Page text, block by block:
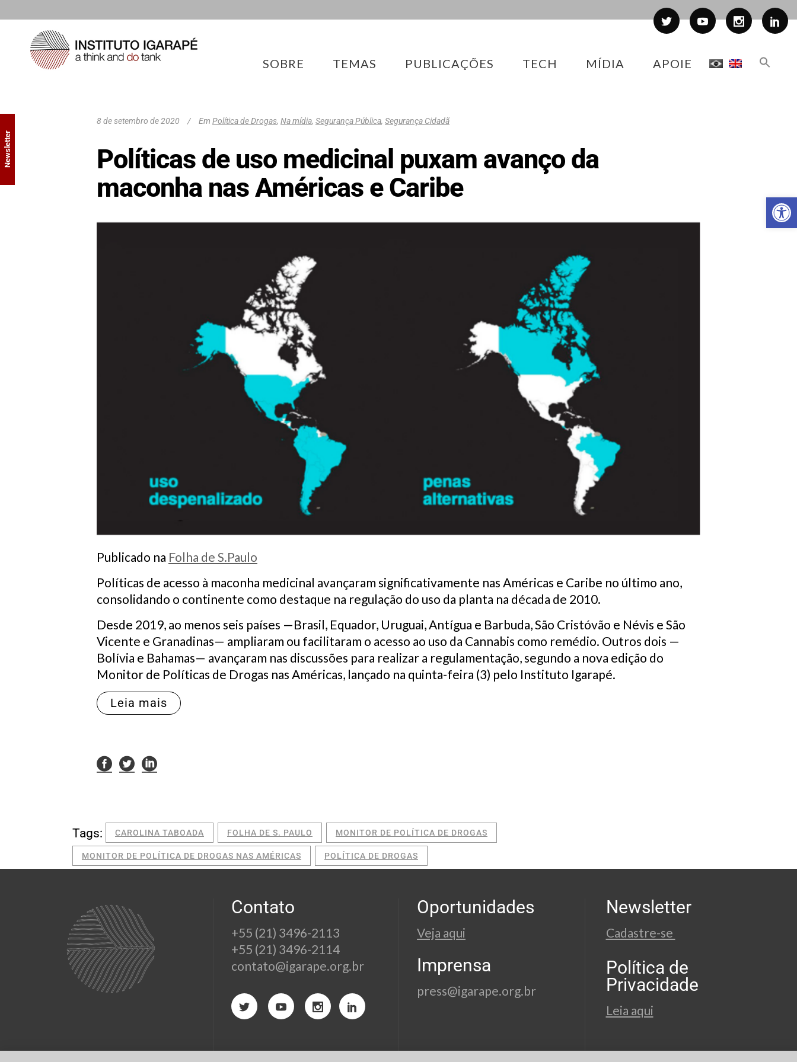
SOBRE TEMAS PUBLICAÇÕES TECH MÍDIA APOIE
8 de setembro de 2020 Em Política de Drogas, Na mídia, Segurança Pública, Segurança Cidadã
Políticas de uso medicinal puxam avanço da
maconha nas Américas e Caribe
Publicado na Folha de S.Paulo
Políticas de acesso à maconha medicinal avançaram significativamente nas Américas e Caribe no último ano,
consolidando o continente como destaque na regulação do uso da planta na década de 2010.
Desde 2019, ao menos seis países —Brasil, Equador, Uruguai, Antígua e Barbuda, São Cristóvão e Névis e São
Vicente e Granadinas— ampliaram ou facilitaram o acesso ao uso da Cannabis como remédio. Outros dois —
Bolívia e Bahamas— avançaram nas discussões para realizar a regulamentação, segundo a nova edição do
Monitor de Políticas de Drogas nas Américas, lançado na quinta-feira (3) pelo Instituto Igarapé.
Leia mais
Tags: CAROLINA TABOADA FOLHA DE S. PAULO MONITOR DE POLÍTICA DE DROGAS
MONITOR DE POLÍTICA DE DROGAS NAS AMÉRICAS POLÍTICA DE DROGAS
Contato
+55 (21) 3496-2113
+55 (21) 3496-2114
contato@igarape.org.br
Oportunidades
Veja aqui
Imprensa
press@igarape.org.br
Newsletter
Cadastre-se
Política de
Privacidade
Leia aqui
Newsletter